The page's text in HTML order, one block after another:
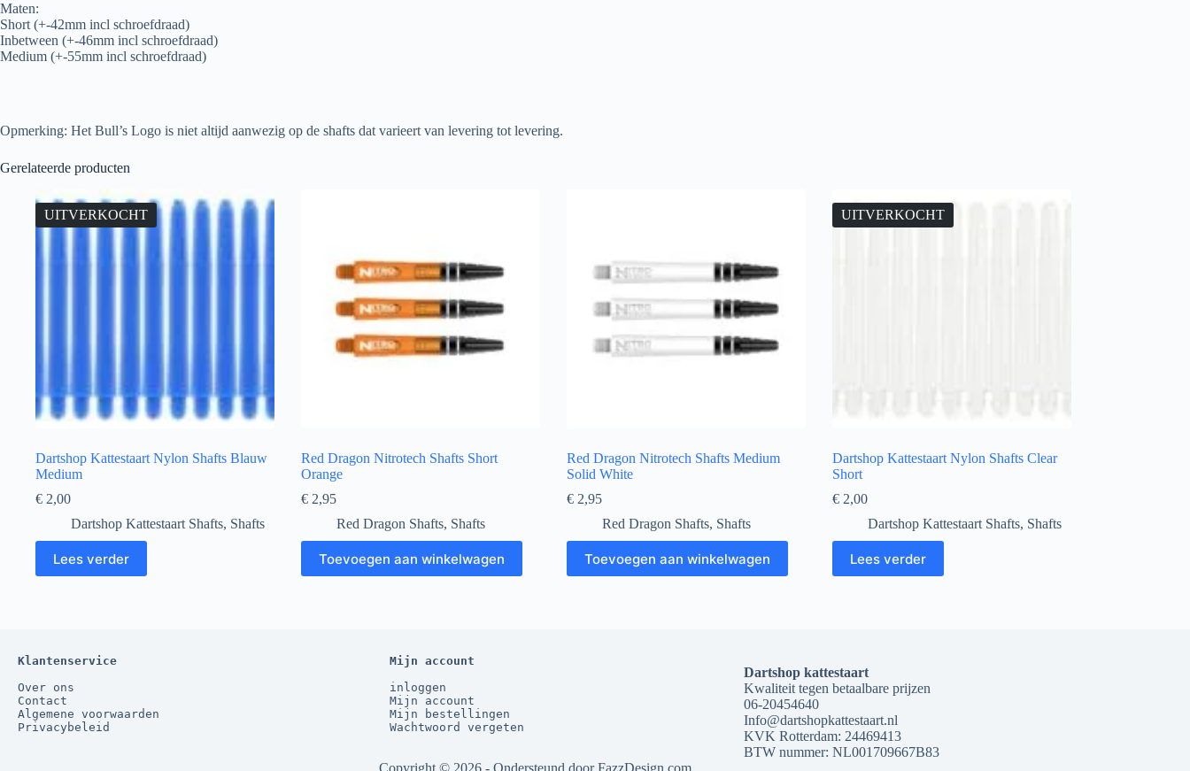
Maten:
Short (+-42mm incl schroefdraad)
Inbetween (+-46mm incl schroefdraad)
Medium (+-55mm incl schroefdraad)
Opmerking: Het Bull’s Logo is niet altijd aanwezig op de shafts dat varieert van levering tot levering.
Gerelateerde producten
UITVERKOCHT
Dartshop Kattestaart Nylon Shafts Blauw
Medium
€ 2,00
Dartshop Kattestaart Shafts, Shafts
Lees verder
Red Dragon Nitrotech Shafts Short
Orange
€2,95
Red Dragon Shafts, Shafts
Toevoegen aan winkelwagen
Red Dragon Nitrotech Shafts Medium
Solid White
€2,95
Red Dragon Shafts, Shafts
Toevoegen aan winkelwagen
UITVERKOCHT
Dartshop Kattestaart Nylon Shafts Clear
Short
€2,00
Dartshop Kattestaart Shafts, Shafts
Lees verder
Klantenservice
Over ons
Contact
Algemene voorwaarden
Privacybeleid
Mijn account
inloggen
Mijn account
Mijn bestellingen
Wachtwoord vergeten
Dartshop kattestaart
Kwaliteit tegen betaalbare prijzen
06-20454640
Info@dartshopkattestaart.nl
KVK Rotterdam: 24469413
BTW nummer: NL001709667B83
Copyright © 2026 - Ondersteund doorFazzDesign.com